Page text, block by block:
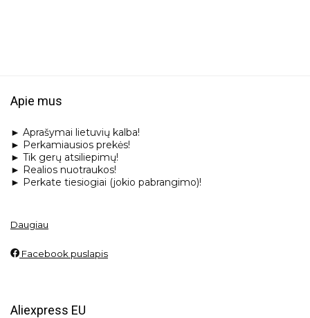
Apie mus
► Aprašymai lietuvių kalba!
► Perkamiausios prekės!
► Tik gerų atsiliepimų!
► Realios nuotraukos!
► Perkate tiesiogiai (jokio pabrangimo)!
Daugiau
Facebook puslapis
Aliexpress EU